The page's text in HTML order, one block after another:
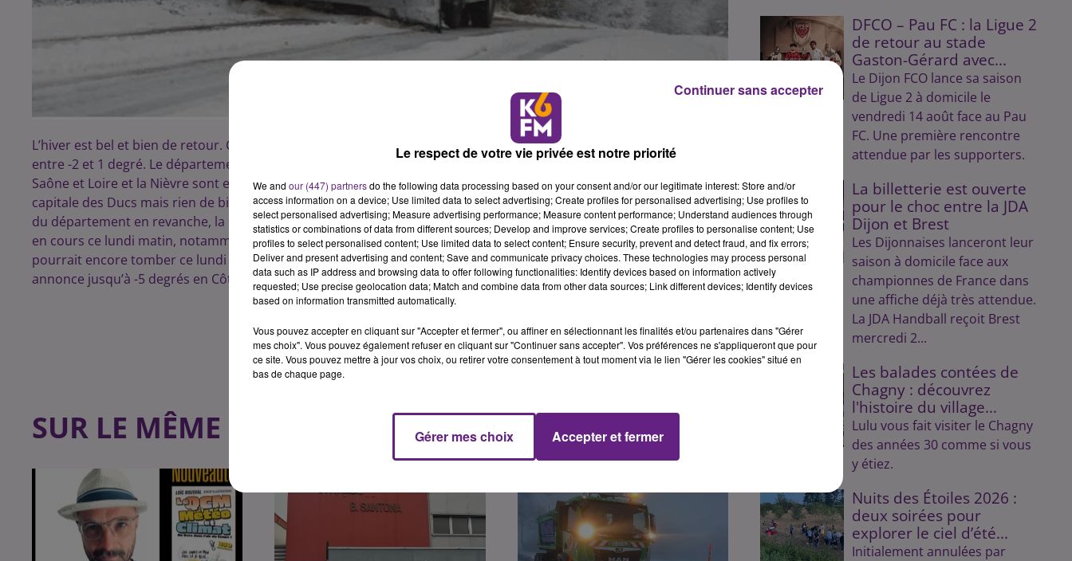
L’hiver est bel et bien de retour. Ce lundi matin autours de Dijon, les températures sont souvent négatives, variant
entre -2 et 1 degré. Le département est placé en vigilance jaune neige et verglas par Météo France, tandis que la
Saône et Loire et la Nièvre sont en vigilance Orange. Pendant la nuit, quelques flocons de neige sont tombés sur la
capitale des Ducs mais rien de bien important, les routes restent praticables sur Dijon ce lundi matin. Plus au nord
du département en revanche, la neige est davantage tombée et des opérations de dégagement et de salage sont
en cours ce lundi matin, notamment sur les routes en direction de Langres et de Châtillon sur Seine. La neige
pourrait encore tomber ce lundi après-midi et cette semaine le mercure pourrait encore baisser. Météo France
annonce jusqu’à -5 degrés en Côte d’Or pour jeudi matin.
SUR LE MÊME SUJET
DFCO – Pau FC : la Ligue 2
de retour au stade
Gaston-Gérard avec...
Le Dijon FCO lance sa saison
de Ligue 2 à domicile le
vendredi 14 août face au Pau
FC. Une première rencontre
attendue par les supporters.
La billetterie est ouverte
pour le choc entre la JDA
Dijon et Brest
Les Dijonnaises lanceront leur
saison à domicile face aux
championnes de France dans
une affiche déjà très attendue.
La JDA Handball reçoit Brest
mercredi 2...
Les balades contées de
Chagny : découvrez
l'histoire du village...
Lulu vous fait visiter le Chagny
des années 30 comme si vous
y étiez.
Nuits des Étoiles 2026 :
deux soirées pour
explorer le ciel d’été...
Initialement annulées par
Le respect de votre vie privée est notre priorité
We and our (447) partnersdo the following data processing based on your consent and/or our legitimate interest: Store and/or
access information on a device; Use limited data to select advertising; Create profiles for personalised advertising; Use profiles to
select personalised advertising; Measure advertising performance; Measure content performance; Understand audiences through
statistics or combinations of data from different sources; Develop and improve services; Create profiles to personalise content; Use
profiles to select personalised content; Use limited data to select content; Ensure security, prevent and detect fraud, and fix errors;
Deliver and present advertising and content; Save and communicate privacy choices. These technologies may process personal
data such as IP address and browsing data to offer following functionalities: Identify devices based on information actively
requested; Use precise geolocation data; Match and combine data from other data sources; Link different devices; Identify devices
based on information transmitted automatically.
Vous pouvez accepter en cliquant sur "Accepter et fermer", ou affiner en sélectionnant les finalités et/ou partenaires dans "Gérer
mes choix". Vous pouvez également refuser en cliquant sur "Continuer sans accepter". Vos préférences ne s'appliqueront que pour
ce site. Vous pouvez mettre à jour vos choix, ou retirer votre consentement à tout moment via le lien "Gérer les cookies" situé en
bas de chaque page.
Gérer mes choix Accepter et fermer
Continuer sans accepter